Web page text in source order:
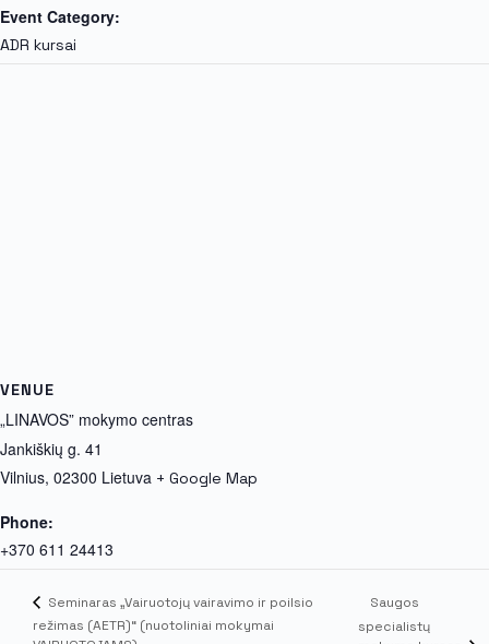
Event Category:
ADR kursai
VENUE
„LINAVOS” mokymo centras
Jankiškių g. 41
Vilnius, 02300 Lietuva + Google Map
Phone:
+370 611 24413
Seminaras „Vairuotojų vairavimo ir poilsio
režimas (AETR)“ (nuotoliniai mokymai
Saugos
specialistų